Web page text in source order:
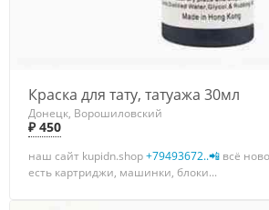
Краска для тату, татуажа 30мл
Донецк, Ворошиловский
₽ 450
наш сайт kupidn.shop+79493672..📲 всё
есть картриджи, машинки, блоки...